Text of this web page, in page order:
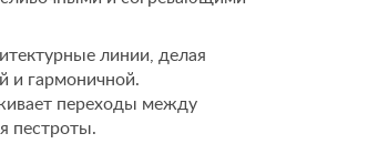
линии, делая
и гармоничной.
переходы между
пестроты.